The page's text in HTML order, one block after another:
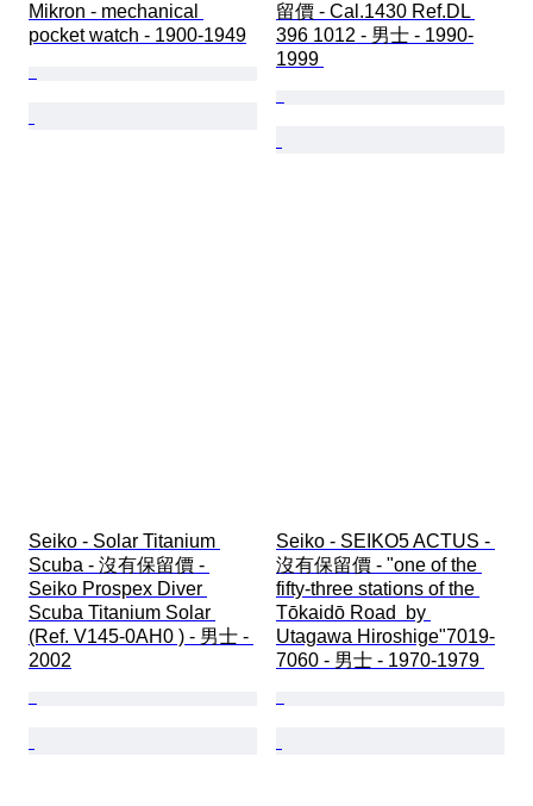
Mikron - mechanical
pocket watch - 1900-1949
留價 - Cal.1430 Ref.DL
396 1012 - 男士 - 1990-
1999
Seiko - Solar Titanium
Scuba - 沒有保留價 -
Seiko Prospex Diver
Scuba Titanium Solar
(Ref. V145-0AH0 ) - 男士 -
2002
Seiko - SEIKO5 ACTUS -
沒有保留價 - "one of the
fifty-three stations of the
Tōkaidō Road  by
Utagawa Hiroshige"7019-
7060 - 男士 - 1970-1979